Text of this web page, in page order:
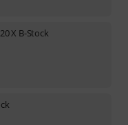
X B-Stock